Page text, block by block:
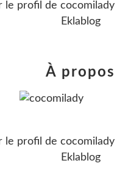
le profil de cocomilady
Eklablog
À propos
le profil de cocomilady
Eklablog